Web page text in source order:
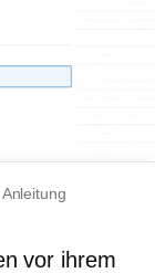
vor ihrem